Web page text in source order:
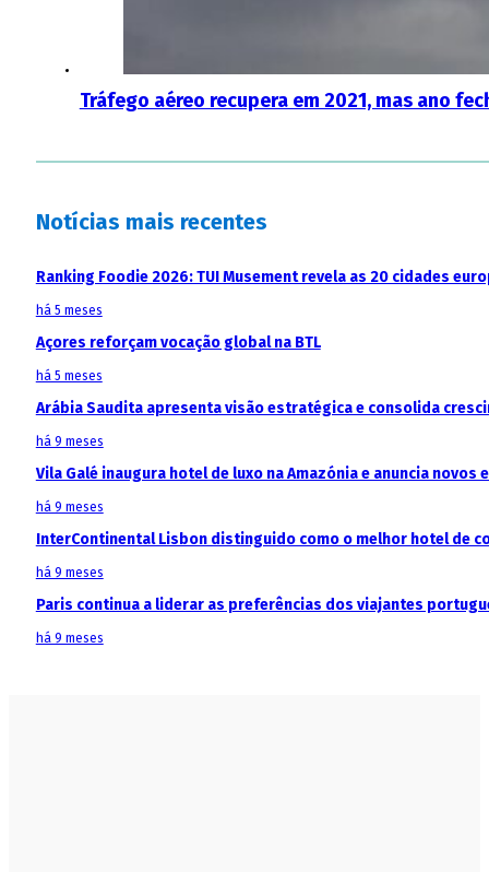
Tráfego aéreo recupera em 2021, mas ano
Notícias mais recentes
Ranking Foodie 2026: TUI Musement revela as 20 cidades
há 5 meses
Açores reforçam vocação global na BTL
há 5 meses
Arábia Saudita apresenta visão estratégica e consolida
há 9 meses
Vila Galé inaugura hotel de luxo na Amazónia e anuncia
há 9 meses
InterContinental Lisbon distinguido como o melhor hotel de
há 9 meses
Paris continua a liderar as preferências dos viajantes
há 9 meses